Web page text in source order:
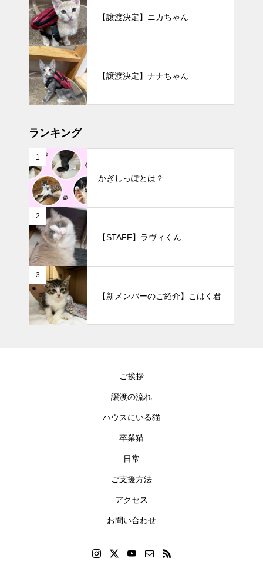
【譲渡決定】ニカちゃん
【譲渡決定】ナナちゃん
ランキング
1
かぎしっぽとは？
2
【STAFF】ラヴィくん
3
【新メンバーのご紹介】こはく君
ご挨拶
譲渡の流れ
ハウスにいる猫
卒業猫
日常
ご支援方法
アクセス
お問い合わせ